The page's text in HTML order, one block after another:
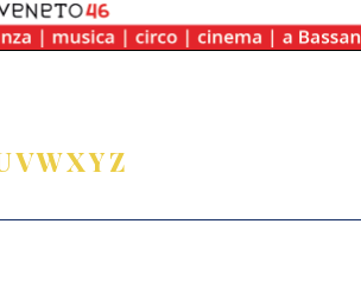
VWXYZ